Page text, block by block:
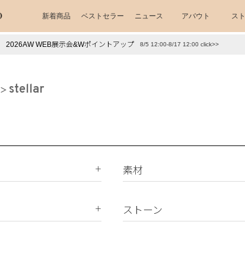
新着商品 ベストセラー ニュース アバウト ス
勤パールアクセ）
2026AW WEB展示会&Wポイントアップ 8/5 12:00-8/17 12:00 click>>
stellar
素材
K10
ストーン